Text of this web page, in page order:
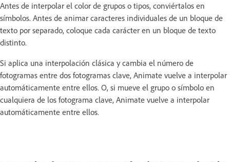
Antes de interpolar el color de grupos o tipos, conviértalos en
símbolos. Antes de animar caracteres individuales de un bloque de
texto por separado, coloque cada carácter en un bloque de texto
distinto.
Si aplica una interpolación clásica y cambia el número de
fotogramas entre dos fotogramas clave, Animate vuelve a interpolar
automáticamente entre ellos. O, si mueve el grupo o símbolo en
cualquiera de los fotograma clave, Animate vuelve a interpolar
automáticamente entre ellos.